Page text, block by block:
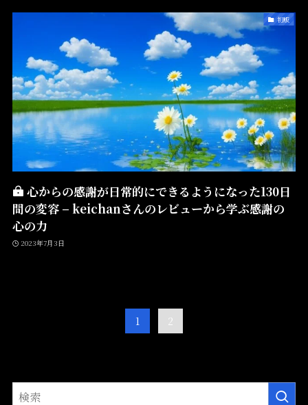
初版
心からの感謝が日常的にできるようになった130日
間の変容 – keichanさんのレビューから学ぶ感謝の
心の力
2023年7月3日
1 2